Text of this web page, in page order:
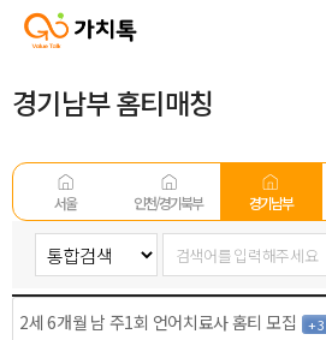
경기남부 홈티매칭
서울 인천/경기 북부 경기남부
2세 6개월 남 주1회 언어치료사 홈티 모집 + 3